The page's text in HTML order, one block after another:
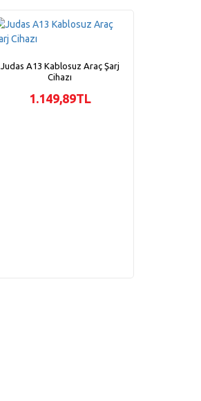
Judas A13 Kablosuz Araç Şarj
Cihazı
1.149,89TL